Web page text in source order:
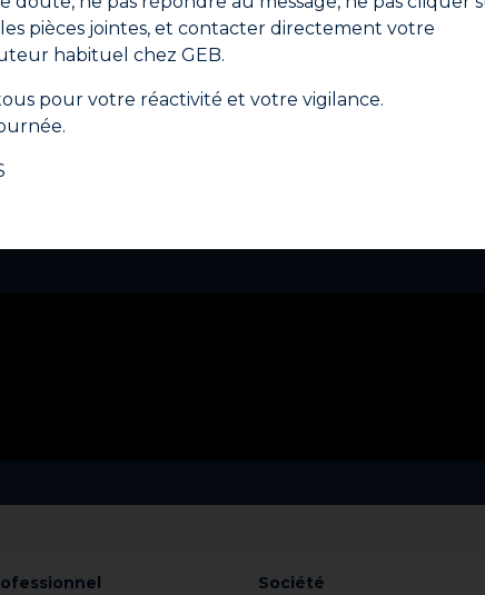
de 1/8 de tour maximum est possible.
Société
les pièces jointes, et contacter directement votre
habituel chez GEB.
pour votre réactivité et votre vigilance.